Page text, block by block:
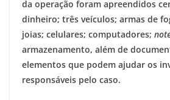
da operação foram apreendidos
dinheiro; três veículos; armas de
joias; celulares; computadores;
armazenamento, além de
elementos que podem ajudar os
responsáveis pelo caso.